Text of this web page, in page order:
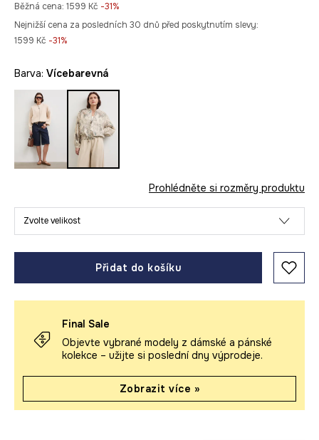
Běžná cena: 1599 Kč -31%
Nejnižší cena za posledních 30 dnů před poskytnutím slevy:
1599 Kč -31%
Barva: vícebarevná
Prohlédněte si rozměry produktu
Zvolte velikost
Přidat do košíku
Final Sale
Objevte vybrané modely z dámské a pánské
kolekce – užijte si poslední dny výprodeje.
Zobrazit více »